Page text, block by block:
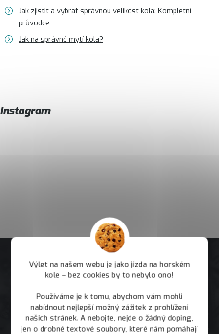
Výlet na našem webu je jako jízda na horském
kole – bez cookies by to nebylo ono!
Používáme je k tomu, abychom vám mohli
nabídnout nejlepší možný zážitek z prohlížení
našich stránek. A nebojte, nejde o žádný doping,
jen o drobné textové soubory, které nám pomáhají
Doplňky a oblečení Qayron
Kontakt Servisní a výdejní místa
Jak zjistit a vybrat správnou velikost kola: Kompletní
průvodce
Jak na správné mytí kola?
Instagram